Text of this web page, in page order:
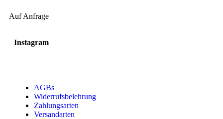
Auf Anfrage
Instagram
AGBs
Widerrufsbelehrung
Zahlungsarten
Versandarten